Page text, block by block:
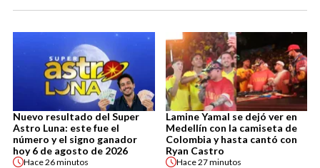
Nuevo resultado del Super
Astro Luna: este fue el
número y el signo ganador
hoy 6 de agosto de 2026
Hace26 minutos
Lamine Yamal se dejó ver en
Medellín con la camiseta de
Colombia y hasta cantó con
Ryan Castro
Hace27 minutos